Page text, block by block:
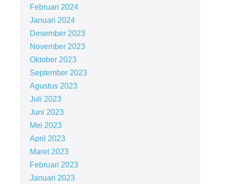
Februari 2024
Januari 2024
Desember 2023
November 2023
Oktober 2023
September 2023
Agustus 2023
Juli 2023
Juni 2023
Mei 2023
April 2023
Maret 2023
Februari 2023
Januari 2023